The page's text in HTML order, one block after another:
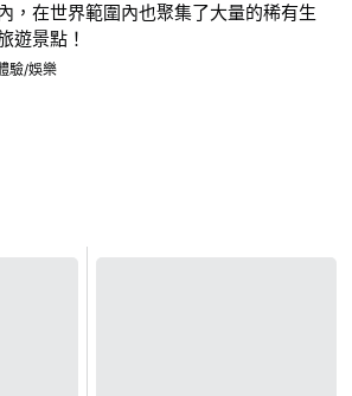
，在世界範圍內也聚集了大量的稀有生
遊景點！
驗/娛樂